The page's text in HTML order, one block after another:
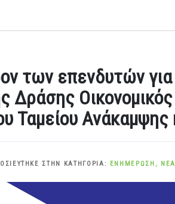
των επενδυτών
Δράσης
Ταμείου Ανάκαμψης
ΣΤΗΝ ΚΑΤΗΓΟΡΊΑ: ΕΝΗΜΈΡΩΣΗ , ΝΈΑ